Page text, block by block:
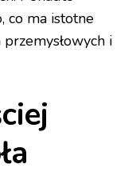
co ma istotne
i